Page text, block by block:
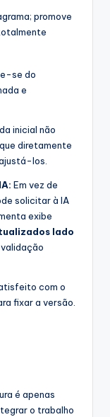
promove
se do
e
inicial não
diretamente
los.
Em vez de
solicitar à IA
exibe
lado
com o
fixar a versão.
é apenas
o trabalho